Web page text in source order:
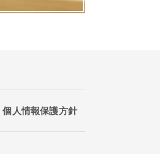
個人情報保護方針